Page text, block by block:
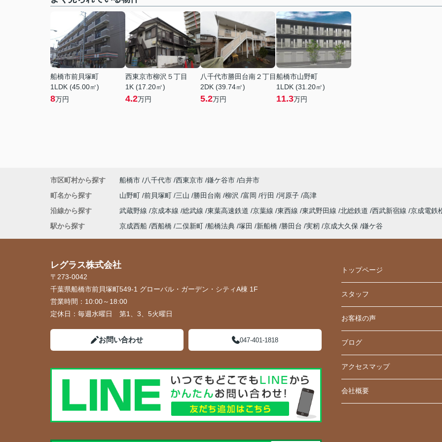
船橋市前貝塚町
1LDK (45.00㎡)
8万円
西東京市柳沢５丁目
1K (17.20㎡)
4.2万円
八千代市勝田台南２丁目
2DK (39.74㎡)
5.2万円
船橋市山野町
1LDK (31.20㎡)
11.3万円
市区町村から探す 船橋市 八千代市 西東京市 鎌ケ谷市 白井市
町名から探す
山野町 前貝塚町 三山 勝田台南 柳沢 富岡 行田 河原子 高津
沿線から探す
武蔵野線 京成本線 総武線 東葉高速鉄道 京葉線 東西線 東武野田線 北総鉄道 西武新宿線 京成電鉄
駅から探す
京成西船 西船橋 二俣新町 船橋法典 塚田 新船橋 勝田台 実籾 京成大久保 鎌ケ谷
レグラス株式会社
〒273-0042
千葉県船橋市前貝塚町549-1 グローバル・ガーデン・シティA棟 1F
営業時間： 10:00～18:00
定休日： 毎週水曜日 第1、3、5火曜日
お問い合わせ 047-401-1818
トップページ
スタッフ
お客様の声
ブログ
アクセスマップ
会社概要